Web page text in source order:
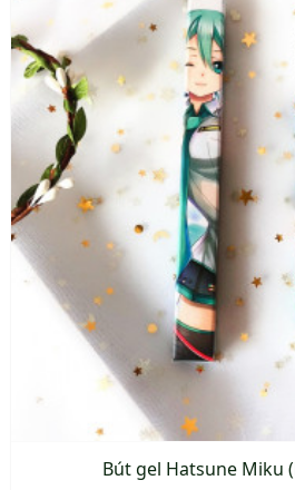
nhiều
biến
chọn
có
thể
được
chọn
Bút gel Hatsune Miku